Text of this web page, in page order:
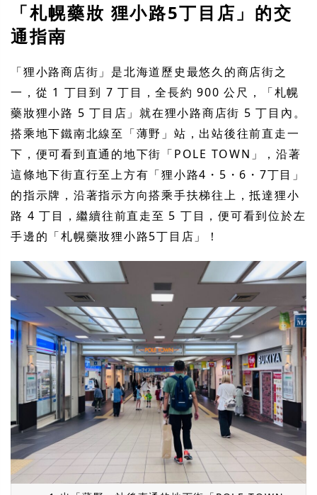
「札幌藥妝 狸小路5丁目店」的交
通指南
「狸小路商店街」是北海道歷史最悠久的商店街之
一，從 1 丁目到 7 丁目，全長約 900 公尺，「札幌
藥妝狸小路 5 丁目店」就在狸小路商店街 5 丁目內。
搭乘地下鐵南北線至「薄野」站，出站後往前直走一
下，便可看到直通的地下街「POLE TOWN」，沿著
這條地下街直行至上方有「狸小路4・5・6・7丁目」
的指示牌，沿著指示方向搭乘手扶梯往上，抵達狸小
路 4 丁目，繼續往前直走至 5 丁目，便可看到位於左
手邊的「札幌藥妝狸小路5丁目店」！